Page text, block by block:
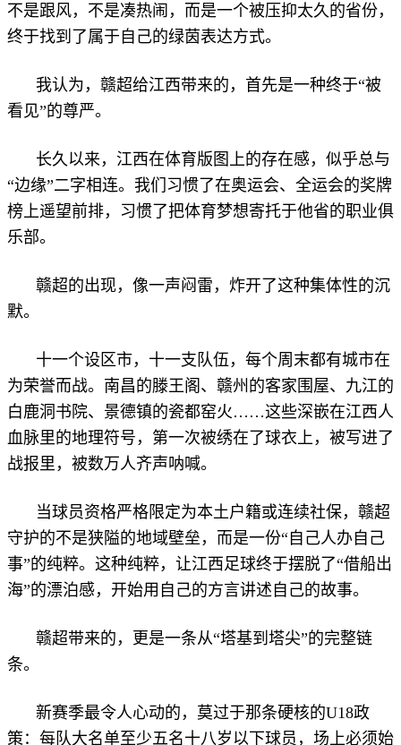
不是跟风，不是凑热闹，而是一个被压抑太久的省份，
终于找到了属于自己的绿茵表达方式。
我认为，赣超给江西带来的，首先是一种终于“被
看见”的尊严。
长久以来，江西在体育版图上的存在感，似乎总与
“边缘”二字相连。我们习惯了在奥运会、全运会的奖牌
榜上遥望前排，习惯了把体育梦想寄托于他省的职业俱
乐部。
赣超的出现，像一声闷雷，炸开了这种集体性的沉
默。
十一个设区市，十一支队伍，每个周末都有城市在
为荣誉而战。南昌的滕王阁、赣州的客家围屋、九江的
白鹿洞书院、景德镇的瓷都窑火……这些深嵌在江西人
血脉里的地理符号，第一次被绣在了球衣上，被写进了
战报里，被数万人齐声呐喊。
当球员资格严格限定为本土户籍或连续社保，赣超
守护的不是狭隘的地域壁垒，而是一份“自己人办自己
事”的纯粹。这种纯粹，让江西足球终于摆脱了“借船出
海”的漂泊感，开始用自己的方言讲述自己的故事。
赣超带来的，更是一条从“塔基到塔尖”的完整链
条。
新赛季最令人心动的，莫过于那条硬核的U18政
策：每队大名单至少五名十八岁以下球员，场上必须始